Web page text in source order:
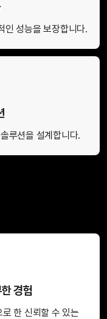
인 성능을 보장합니다.
루션을 설계합니다.
경험
한 신뢰할 수 있는